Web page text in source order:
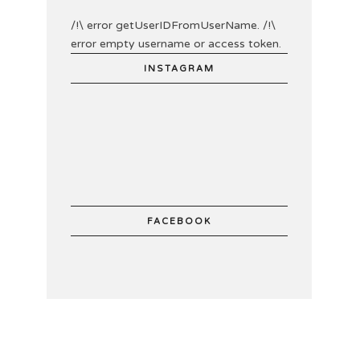
/!\ error getUserIDFromUserName. /!\
error empty username or access token.
INSTAGRAM
FACEBOOK